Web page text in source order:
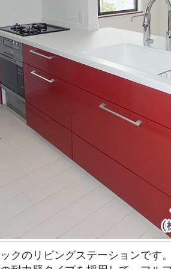
クのリビングステーションです